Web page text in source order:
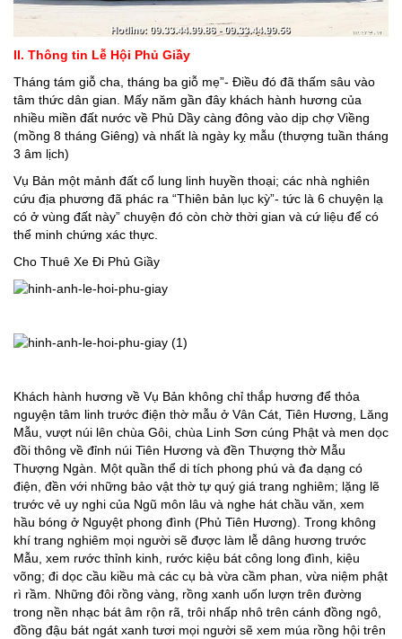
II. Thông tin Lễ Hội Phủ Giầy
Tháng tám giỗ cha, tháng ba giỗ mẹ”- Điều đó đã thấm sâu vào
tâm thức dân gian. Mấy năm gần đây khách hành hương của
nhiều miền đất nước về Phủ Dầy càng đông vào dịp chợ Viềng
(mồng 8 tháng Giêng) và nhất là ngày kỵ mẫu (thượng tuần tháng
3 âm lịch)
Vụ Bản một mảnh đất cổ lung linh huyền thoại; các nhà nghiên
cứu địa phương đã phác ra “Thiên bản lục kỳ”- tức là 6 chuyện lạ
có ở vùng đất này” chuyện đó còn chờ thời gian và cứ liệu để có
thể minh chứng xác thực.
Cho Thuê Xe Đi Phủ Giầy
Khách hành hương về Vụ Bản không chỉ thắp hương để thỏa
nguyện tâm linh trước điện thờ mẫu ở Vân Cát, Tiên Hương, Lăng
Mẫu, vượt núi lên chùa Gôi, chùa Linh Sơn cúng Phật và men dọc
đồi thông về đỉnh núi Tiên Hương và đền Thượng thờ Mẫu
Thượng Ngàn. Một quần thể di tích phong phú và đa dạng có
điện, đền với những bảo vật thờ tự quý giá trang nghiêm; lặng lẽ
trước vẻ uy nghi của Ngũ môn lâu và nghe hát chầu văn, xem
hầu bóng ở Nguyệt phong đình (Phủ Tiên Hương). Trong không
khí trang nghiêm mọi người sẽ được làm lễ dâng hương trước
Mẫu, xem rước thỉnh kinh, rước kiệu bát công long đình, kiệu
võng; đi dọc cầu kiều mà các cụ bà vừa cầm phan, vừa niệm phật
rì rầm. Những đôi rồng vàng, rồng xanh uốn lượn trên đường
trong nền nhạc bát âm rộn rã, trôi nhấp nhô trên cánh đồng ngô,
đồng đậu bát ngát xanh tươi mọi người sẽ xem múa rồng hội trên